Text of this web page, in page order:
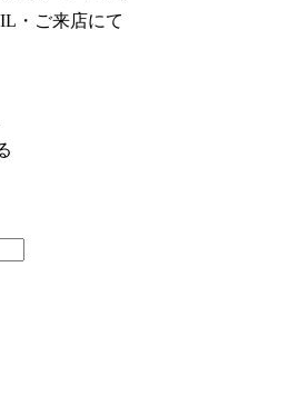
・ご来店にて